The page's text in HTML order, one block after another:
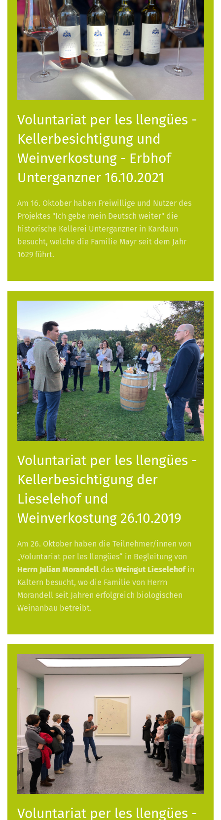
Voluntariat per les llengües -
Kellerbesichtigung und
Weinverkostung - Erbhof
Unterganzner 16.10.2021
Am 16. Oktober haben Freiwillige und Nutzer des
Projektes "Ich gebe mein Deutsch weiter" die
historische Kellerei Unterganzner in Kardaun
besucht, welche die Familie Mayr seit dem Jahr
1629 führt.
Voluntariat per les llengües -
Kellerbesichtigung der
Lieselehof und
Weinverkostung 26.10.2019
Am 26. Oktober haben die Teilnehmer/innen von
„Voluntariat per les llengües“ in Begleitung von
Herrn Julian Morandell das Weingut Lieselehofin
Kaltern besucht, wo die Familie von Herrn
Morandell seit Jahren erfolgreich biologischen
Weinanbau betreibt.
Voluntariat per les llengües -